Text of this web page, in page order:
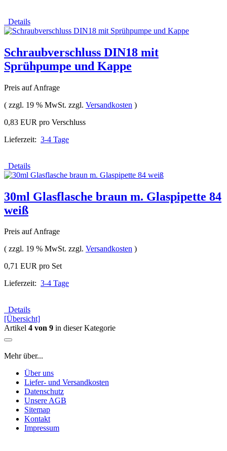
Details
Schraubverschluss DIN18 mit
Sprühpumpe und Kappe
Preis auf Anfrage
( zzgl. 19 % MwSt. zzgl. Versandkosten )
0,83 EUR pro Verschluss
Lieferzeit: 3-4 Tage
Details
30ml Glasflasche braun m. Glaspipette 84
weiß
Preis auf Anfrage
( zzgl. 19 % MwSt. zzgl. Versandkosten )
0,71 EUR pro Set
Lieferzeit: 3-4 Tage
Details
[Übersicht]
Artikel 4 von 9 in dieser Kategorie
Mehr über...
Über uns
Liefer- und Versandkosten
Datenschutz
Unsere AGB
Sitemap
Kontakt
Impressum